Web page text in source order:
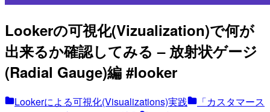
Lookerの可視化(Vizualization)で何が
出来るか確認してみる – 放射状ゲージ
(Radial Gauge)編 #looker
Lookerによる可視化(Visualizations)実践
「カスタマース